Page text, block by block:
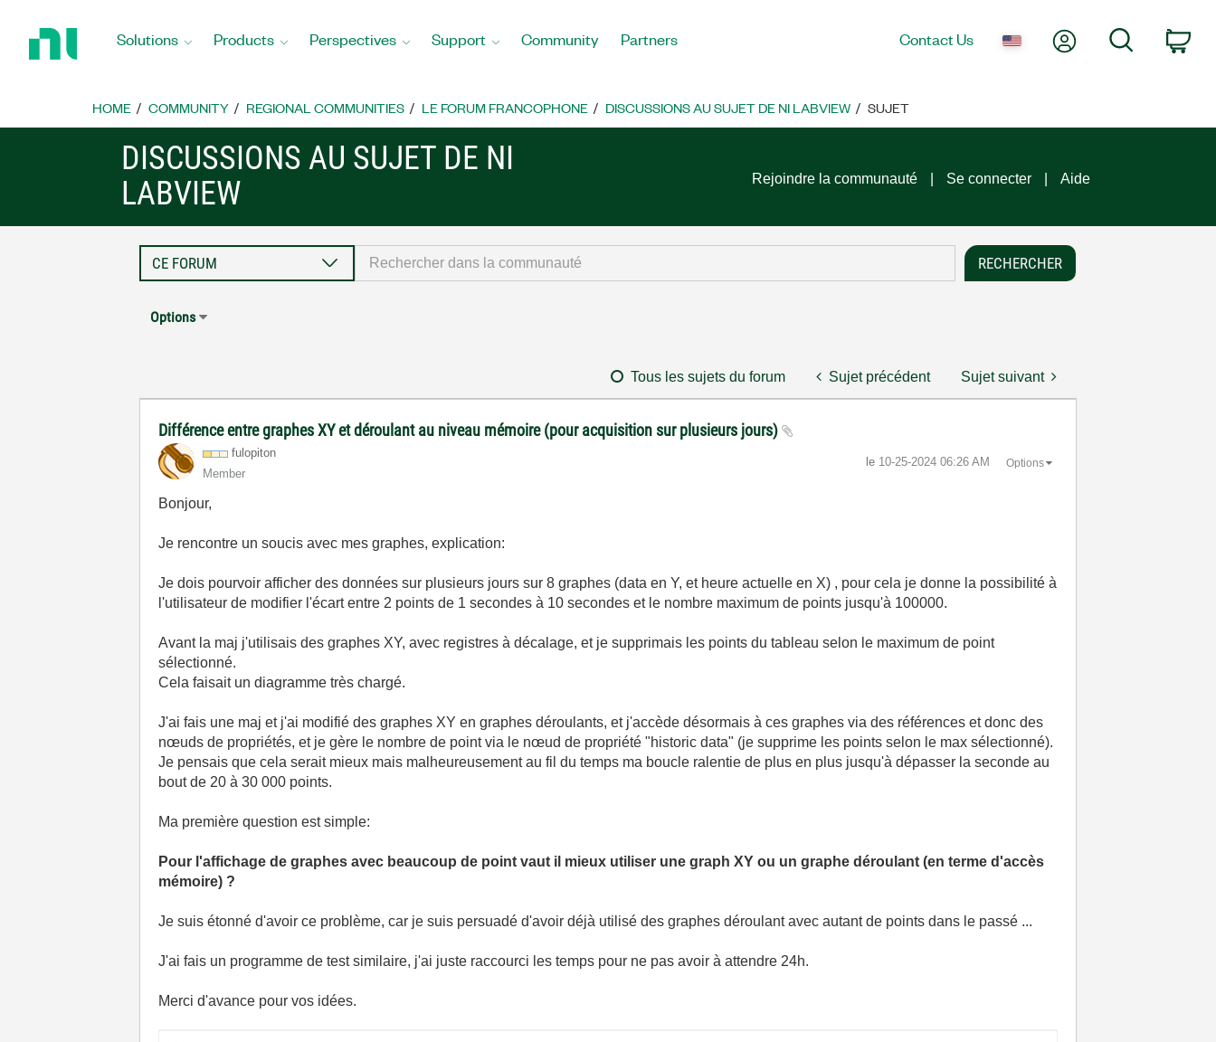
Home
Solutions Products Perspectives Support Community Partners Contact Us My AccountSearch
HOME COMMUNITY REGIONAL COMMUNITIES LE FORUM FRANCOPHONE DISCUSSIONS AU SUJET DE NI LABVIEW SUJET
DISCUSSIONS AU SUJET DE NI
LABVIEW
Rejoindre la communauté Se connecter Aide
Options
Tous les sujets du forum Sujet précédent Sujet suivant
Différence entre graphes XY et déroulant au niveau mémoire (pour acquisition sur plusieurs jours)
fulopiton
Member
le ‎10-25-2024 06:26 AM Options
Bonjour,
Je rencontre un soucis avec mes graphes, explication:
Je dois pourvoir afficher des données sur plusieurs jours sur 8 graphes (data en Y, et heure actuelle en X) , pour cela je donne la possibilité à
l'utilisateur de modifier l'écart entre 2 points de 1 secondes à 10 secondes et le nombre maximum de points jusqu'à 100000.
Avant la maj j'utilisais des graphes XY, avec registres à décalage, et je supprimais les points du tableau selon le maximum de point
sélectionné.
Cela faisait un diagramme très chargé.
J'ai fais une maj et j'ai modifié des graphes XY en graphes déroulants, et j'accède désormais à ces graphes via des références et donc des
nœuds de propriétés, et je gère le nombre de point via le nœud de propriété "historic data" (je supprime les points selon le max sélectionné).
Je pensais que cela serait mieux mais malheureusement au fil du temps ma boucle ralentie de plus en plus jusqu'à dépasser la seconde au
bout de 20 à 30 000 points.
Ma première question est simple:
Pour l'affichage de graphes avec beaucoup de point vaut il mieux utiliser une graph XY ou un graphe déroulant (en terme d'accès
mémoire) ?
Je suis étonné d'avoir ce problème, car je suis persuadé d'avoir déjà utilisé des graphes déroulant avec autant de points dans le passé ...
J'ai fais un programme de test similaire, j'ai juste raccourci les temps pour ne pas avoir à attendre 24h.
Merci d'avance pour vos idées.